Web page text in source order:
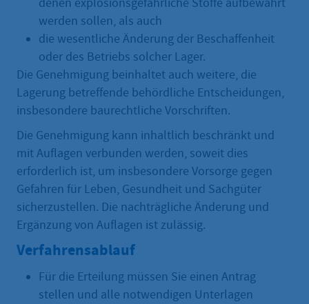
denen explosionsgefährliche Stoffe aufbewahrt
werden sollen, als auch
die wesentliche Änderung der Beschaffenheit
oder des Betriebs solcher Lager.
Die Genehmigung beinhaltet auch weitere, die
Lagerung betreffende behördliche Entscheidungen,
insbesondere baurechtliche Vorschriften.
Die Genehmigung kann inhaltlich beschränkt und
mit Auflagen verbunden werden, soweit dies
erforderlich ist, um insbesondere Vorsorge gegen
Gefahren für Leben, Gesundheit und Sachgüter
sicherzustellen. Die nachträgliche Änderung und
Ergänzung von Auflagen ist zulässig.
Verfahrensablauf
Für die Erteilung müssen Sie einen Antrag
stellen und alle notwendigen Unterlagen